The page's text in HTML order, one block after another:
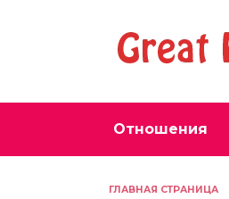
Отношения
ГЛАВНАЯ СТРАНИЦА